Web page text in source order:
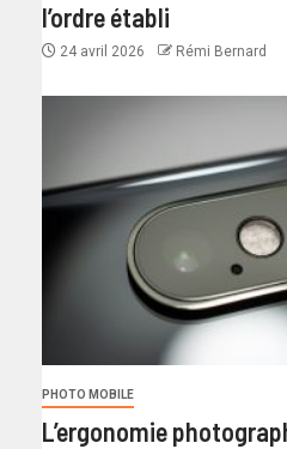
l’ordre établi
24 avril 2026 Rémi Bernard
PHOTO MOBILE
L’ergonomie